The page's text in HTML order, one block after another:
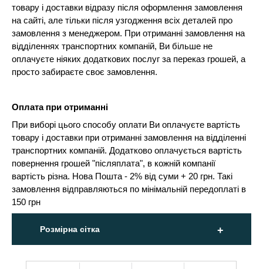
товару і доставки відразу після оформлення замовлення
на сайті, але тільки після узгодження всіх деталей про
замовлення з менеджером. При отриманні замовлення на
відділеннях транспортних компаній, Ви більше не
оплачуєте ніяких додаткових послуг за переказ грошей, а
просто забираєте своє замовлення.
Оплата при отриманні
При виборі цього способу оплати Ви оплачуєте вартість
товару і доставки при отриманні замовлення на відділенні
транспортних компаній. Додатково оплачується вартість
повернення грошей "післяплата", в кожній компанії
вартість різна. Нова Пошта - 2% від суми + 20 грн. Такі
замовлення відправляються по мінімальній передоплаті в
150 грн
Розмірна сітка